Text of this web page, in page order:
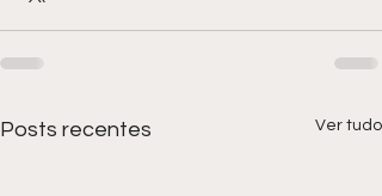
Posts recentes Ver tudo